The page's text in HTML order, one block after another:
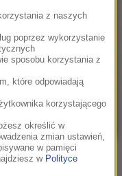
z naszych
poprzez wykorzystanie
sposobu korzystania z
które odpowiadają
korzystającego
określić w
zmian ustawień,
w pamięci
w Polityce